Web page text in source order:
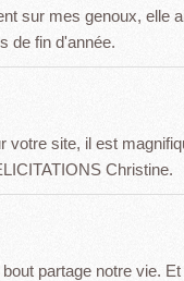
sur mes genoux,
de fin d'année.
votre site, il est
Christine.
partage notre vie.